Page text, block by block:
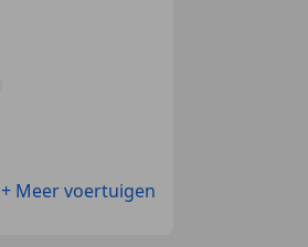
+ Meer voertuigen